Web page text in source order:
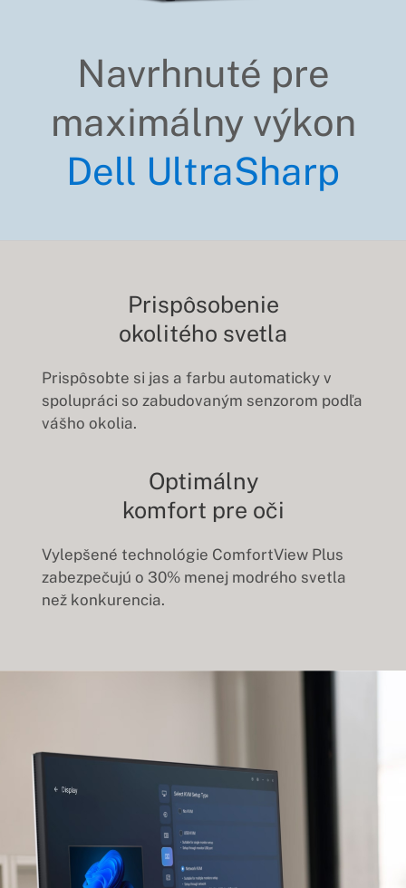
Navrhnuté pre
maximálny výkon
Dell UltraSharp
Prispôsobenie
okolitého svetla
Prispôsobte si jas a farbu automaticky v
spolupráci so zabudovaným senzorom podľa
vášho okolia.
Optimálny
komfort pre oči
Vylepšené technológie ComfortView Plus
zabezpečujú o 30% menej modrého svetla
než konkurencia.